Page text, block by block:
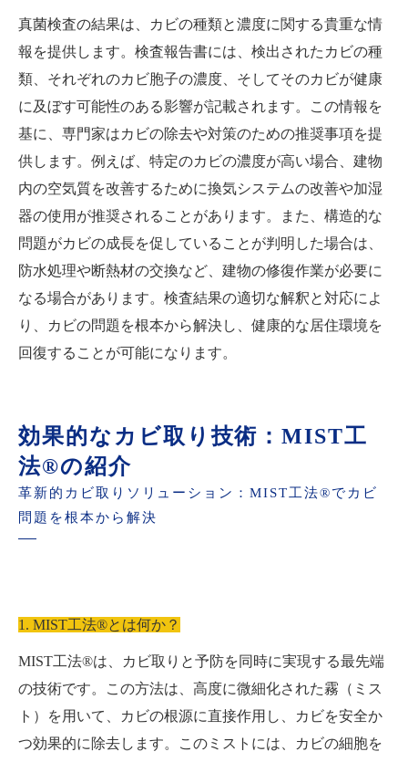
真菌検査の結果は、カビの種類と濃度に関する貴重な情
報を提供します。検査報告書には、検出されたカビの種
類、それぞれのカビ胞子の濃度、そしてそのカビが健康
に及ぼす可能性のある影響が記載されます。この情報を
基に、専門家はカビの除去や対策のための推奨事項を提
供します。例えば、特定のカビの濃度が高い場合、建物
内の空気質を改善するために換気システムの改善や加湿
器の使用が推奨されることがあります。また、構造的な
問題がカビの成長を促していることが判明した場合は、
防水処理や断熱材の交換など、建物の修復作業が必要に
なる場合があります。検査結果の適切な解釈と対応によ
り、カビの問題を根本から解決し、健康的な居住環境を
回復することが可能になります。
効果的なカビ取り技術：MIST工
法®の紹介
革新的カビ取りソリューション：MIST工法®でカビ
問題を根本から解決
1. MIST工法®とは何か？
MIST工法®は、カビ取りと予防を同時に実現する最先端
の技術です。この方法は、高度に微細化された霧（ミス
ト）を用いて、カビの根源に直接作用し、カビを安全か
つ効果的に除去します。このミストには、カビの細胞を